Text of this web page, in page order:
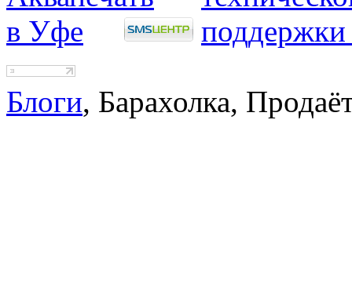
Блоги, Барахолка,